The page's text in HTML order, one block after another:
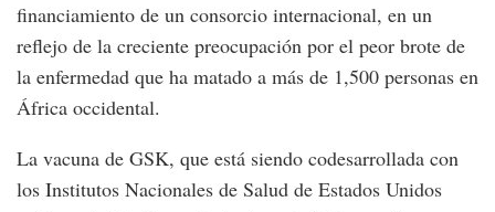
financiamiento de un consorcio internacional, en un
reflejo de la creciente preocupación por el peor brote de
la enfermedad que ha matado a más de 1,500 personas en
África occidental.
La vacuna de GSK, que está siendo codesarrollada con
los Institutos Nacionales de Salud de Estados Unidos